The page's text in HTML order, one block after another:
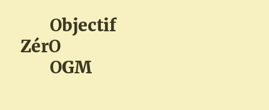
procès
à
–
8
Objectif
ZérO
OGM